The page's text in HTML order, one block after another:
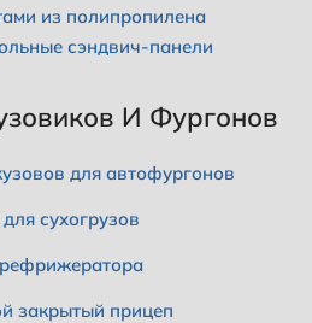
из полипропилена
сэндвич-панели
И Фургонов
для автофургонов
сухогрузов
закрытый прицеп